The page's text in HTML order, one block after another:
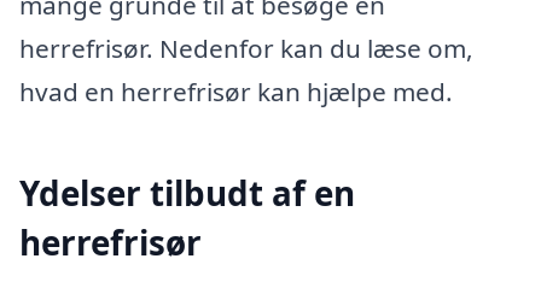
herrefrisør. Nedenfor kan du læse om,
hvad en herrefrisør kan hjælpe med.
Ydelser tilbudt af en
herrefrisør